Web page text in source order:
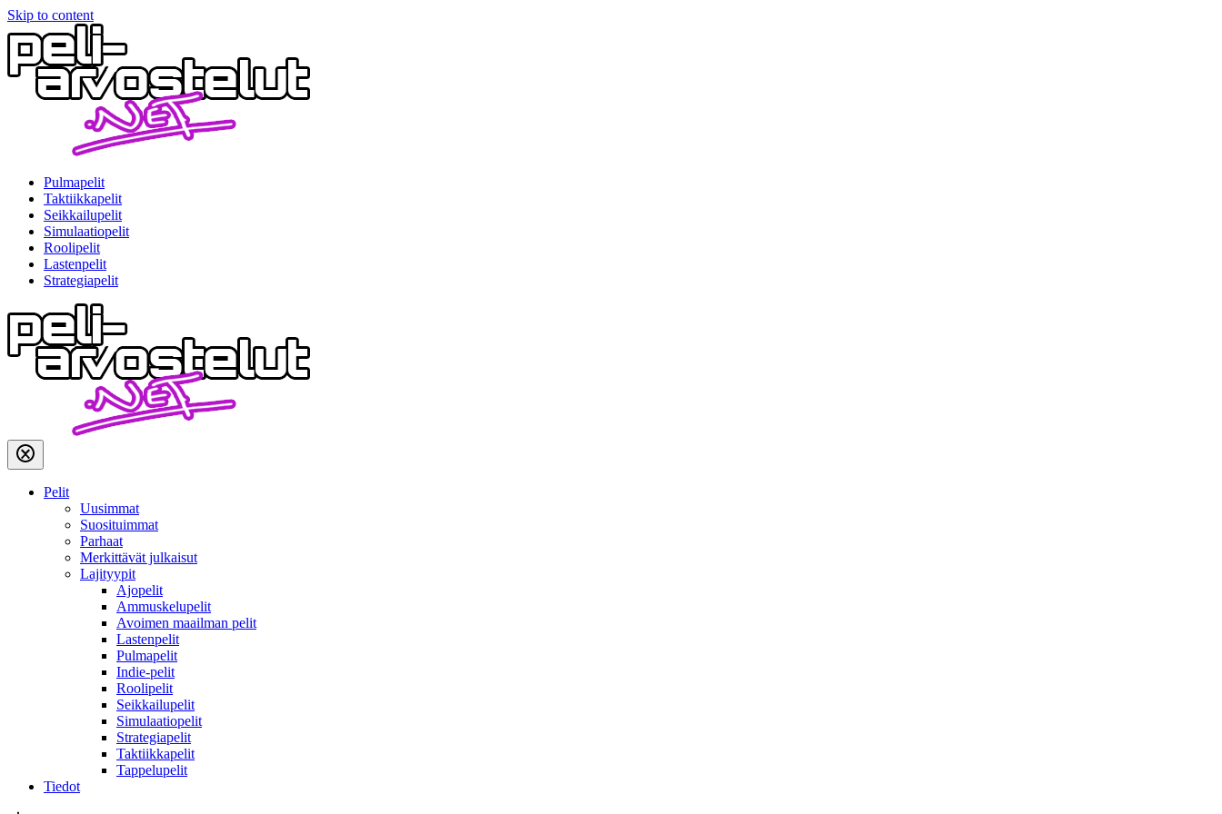
Skip to content
Pulmapelit
Taktiikkapelit
Seikkailupelit
Simulaatiopelit
Roolipelit
Lastenpelit
Strategiapelit
Pelit
Uusimmat
Suosituimmat
Parhaat
Merkittävät julkaisut
Lajityypit
Ajopelit
Ammuskelupelit
Avoimen maailman pelit
Lastenpelit
Pulmapelit
Indie-pelit
Roolipelit
Seikkailupelit
Simulaatiopelit
Strategiapelit
Taktiikkapelit
Tappelupelit
Tiedot